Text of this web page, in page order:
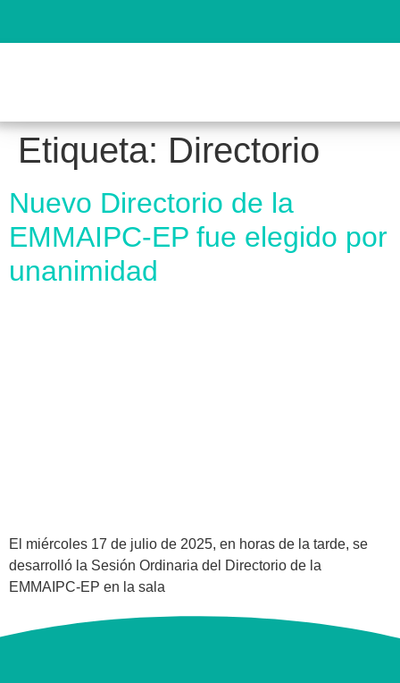
Etiqueta: Directorio
Nuevo Directorio de la
EMMAIPC-EP fue elegido por
unanimidad
El miércoles 17 de julio de 2025, en horas de la tarde, se
desarrolló la Sesión Ordinaria del Directorio de la
EMMAIPC-EP en la sala